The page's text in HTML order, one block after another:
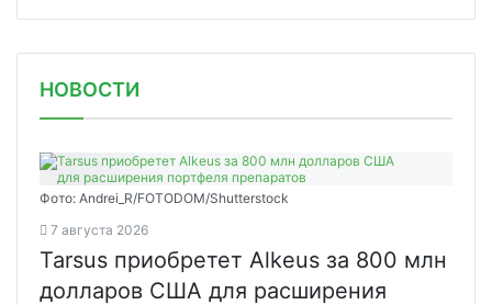
НОВОСТИ
Фото: Andrei_R/FOTODOM/Shutterstock
7 августа 2026
Tarsus приобретет Alkeus за 800 млн
долларов США для расширения